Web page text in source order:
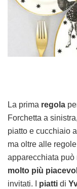
La prima regola
Forchetta a
piatto e cucchiaio
ma oltre alle
apparecchiata può
molto più
invitati. I piatti di